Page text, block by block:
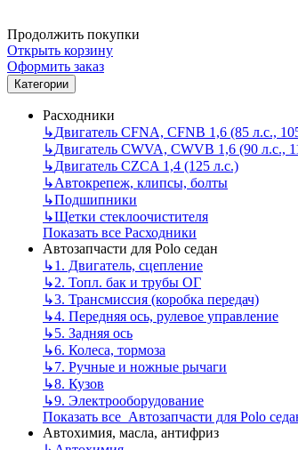
Продолжить покупки
Открыть корзину
Оформить заказ
Категории
Расходники
↳Двигатель CFNA, CFNB 1,6 (85 л.с.,
↳Двигатель CWVA, CWVB 1,6 (90 л.с.,
↳Двигатель CZCA 1,4 (125 л.с.)
↳Автокрепеж, клипсы, болты
↳Подшипники
↳Щетки стеклоочистителя
Показать все Расходники
Автозапчасти для Polo седан
↳1. Двигатель, сцепление
↳2. Топл. бак и трубы ОГ
↳3. Трансмиссия (коробка передач)
↳4. Передняя ось, рулевое управление
↳5. Задняя ось
↳6. Колеса, тормоза
↳7. Ручные и ножные рычаги
↳8. Кузов
↳9. Электрооборудование
Показать все Автозапчасти для Polo
Автохимия, масла, антифриз